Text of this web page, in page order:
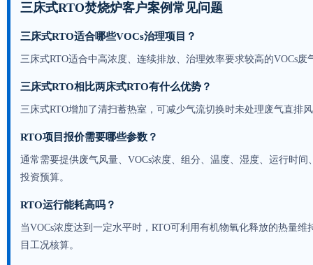
三床式RTO焚烧炉客户案例常见问题
三床式RTO适合哪些VOCs治理项目？
三床式RTO适合中高浓度、连续排放、治理效率要求较高的VOCs
三床式RTO相比两床式RTO有什么优势？
三床式RTO增加了清扫蓄热室，可减少气流切换时未处理废气直排
RTO项目报价需要哪些参数？
通常需要提供废气风量、VOCs浓度、组分、温度、湿度、运行时
投资预算。
RTO运行能耗高吗？
当VOCs浓度达到一定水平时，RTO可利用有机物氧化释放的热量
目工况核算。